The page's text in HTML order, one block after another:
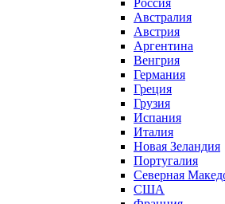
Россия
Австралия
Австрия
Аргентина
Венгрия
Германия
Греция
Грузия
Испания
Италия
Новая Зеландия
Португалия
Северная
США